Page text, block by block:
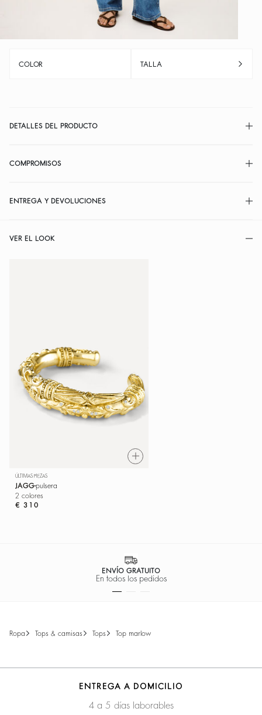
COLOR TALLA
DETALLES DEL PRODUCTO
COMPROMISOS
ENTREGA Y DEVOLUCIONES
VER EL LOOK
ÚLTIMAS PIEZAS
JAGGpulsera
2 colores
€ 310
PAGO 100% SEGURO
Facilidad de pago
ropa tops & camisas tops top marlow
ENTREGA A DOMICILIO
4 a 5 días laborables